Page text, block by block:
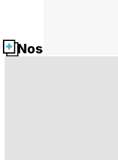
Nos fiches santé